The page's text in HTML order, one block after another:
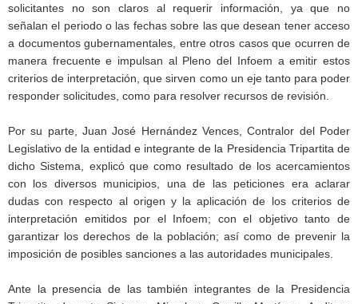
solicitantes no son claros al requerir información, ya que no
señalan el periodo o las fechas sobre las que desean tener acceso
a documentos gubernamentales, entre otros casos que ocurren de
manera frecuente e impulsan al Pleno del Infoem a emitir estos
criterios de interpretación, que sirven como un eje tanto para poder
responder solicitudes, como para resolver recursos de revisión.
Por su parte, Juan José Hernández Vences, Contralor del Poder
Legislativo de la entidad e integrante de la Presidencia Tripartita de
dicho Sistema, explicó que como resultado de los acercamientos
con los diversos municipios, una de las peticiones era aclarar
dudas con respecto al origen y la aplicación de los criterios de
interpretación emitidos por el Infoem; con el objetivo tanto de
garantizar los derechos de la población; así como de prevenir la
imposición de posibles sanciones a las autoridades municipales.
Ante la presencia de las también integrantes de la Presidencia